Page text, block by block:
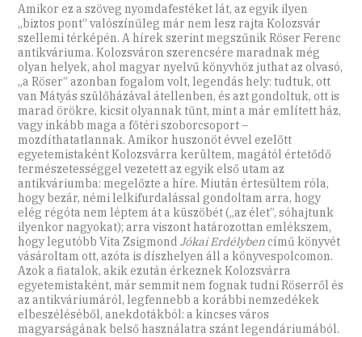
Amikor ez a szöveg nyomdafestéket lát, az egyik ilyen
„biztos pont” valószínűleg már nem lesz rajta Kolozsvár
szellemi térképén. A hírek szerint megszűnik Röser Ferenc
antikváriuma. Kolozsváron szerencsére maradnak még
olyan helyek, ahol magyar nyelvű könyvhöz juthat az olvasó,
„a Röser” azonban fogalom volt, legendás hely: tudtuk, ott
van Mátyás szülőházával átellenben, és azt gondoltuk, ott is
marad örökre, kicsit olyannak tűnt, mint a már említett ház,
vagy inkább maga a főtéri szoborcsoport –
mozdíthatatlannak. Amikor huszonöt évvel ezelőtt
egyetemistaként Kolozsvárra kerültem, magától értetődő
természetességgel vezetett az egyik első utam az
antikváriumba: megelőzte a híre. Miután értesültem róla,
hogy bezár, némi lelkifurdalással gondoltam arra, hogy
elég régóta nem léptem át a küszöbét („az élet”, sóhajtunk
ilyenkor nagyokat); arra viszont határozottan emlékszem,
hogy legutóbb Vita ZsigmondJókai Erdélybencímű könyvét
vásároltam ott, azóta is díszhelyen áll a könyvespolcomon.
Azok a fiatalok, akik ezután érkeznek Kolozsvárra
egyetemistaként, már semmit nem fognak tudni Röserről és
az antikváriumáról, legfennebb a korábbi nemzedékek
elbeszéléséből, anekdotákból: a kincses város
magyarságának belső használatra szánt legendáriumából.